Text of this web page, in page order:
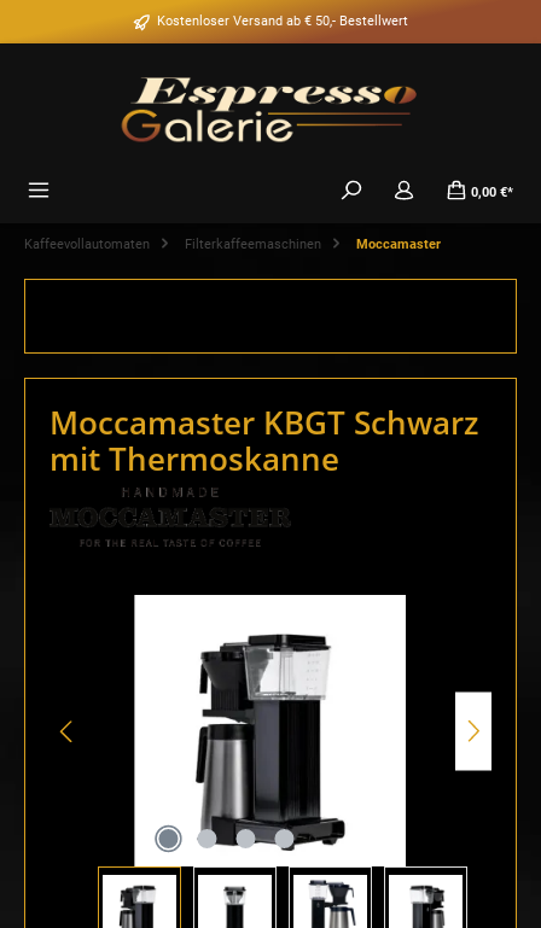
Kostenloser Versand ab € 50,- Bestellwert
0,00 €*
Kaffeevollautomaten Filterkaffeemaschinen Moccamaster
Moccamaster KBGT Schwarz
mit Thermoskanne